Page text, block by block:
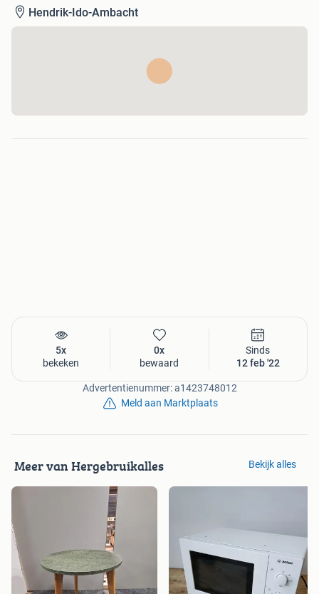
Hendrik-Ido-Ambacht
5x
bekeken
0x
bewaard
Sinds
12 feb '22
Advertentienummer: a1423748012
Meld aan Marktplaats
Meer van Hergebruikalles Bekijk alles